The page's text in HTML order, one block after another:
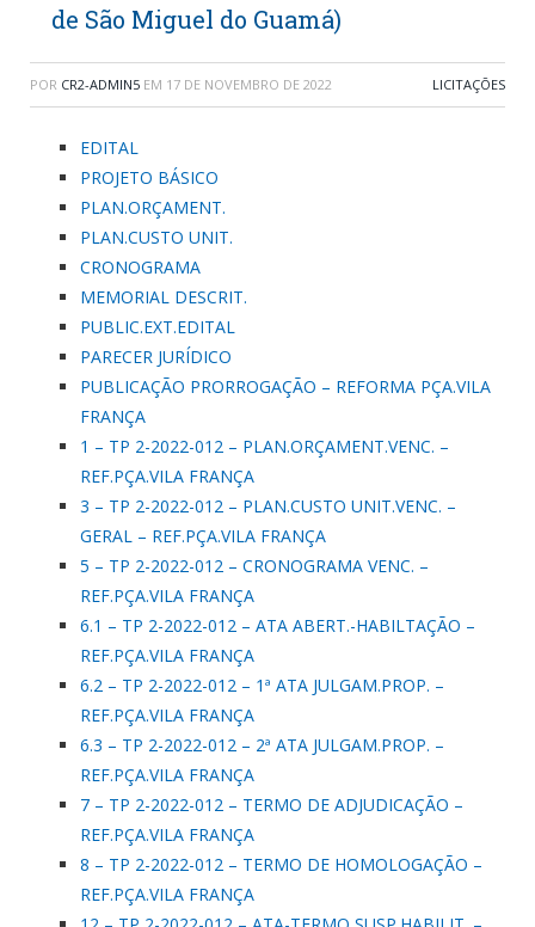
de São Miguel do Guamá)
POR CR2-ADMIN5 EM 17 DE NOVEMBRO DE 2022 LICITAÇÕES
EDITAL
PROJETO BÁSICO
PLAN.ORÇAMENT.
PLAN.CUSTO UNIT.
CRONOGRAMA
MEMORIAL DESCRIT.
PUBLIC.EXT.EDITAL
PARECER JURÍDICO
PUBLICAÇÃO PRORROGAÇÃO – REFORMA PÇA.VILA
FRANÇA
1 – TP 2-2022-012 – PLAN.ORÇAMENT.VENC. –
REF.PÇA.VILA FRANÇA
3 – TP 2-2022-012 – PLAN.CUSTO UNIT.VENC. –
GERAL – REF.PÇA.VILA FRANÇA
5 – TP 2-2022-012 – CRONOGRAMA VENC. –
REF.PÇA.VILA FRANÇA
6.1 – TP 2-2022-012 – ATA ABERT.-HABILTAÇÃO –
REF.PÇA.VILA FRANÇA
6.2 – TP 2-2022-012 – 1ª ATA JULGAM.PROP. –
REF.PÇA.VILA FRANÇA
6.3 – TP 2-2022-012 – 2ª ATA JULGAM.PROP. –
REF.PÇA.VILA FRANÇA
7 – TP 2-2022-012 – TERMO DE ADJUDICAÇÃO –
REF.PÇA.VILA FRANÇA
8 – TP 2-2022-012 – TERMO DE HOMOLOGAÇÃO –
REF.PÇA.VILA FRANÇA